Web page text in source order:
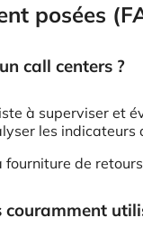
posées
call centers ?
à superviser et
les
fourniture de
couramment